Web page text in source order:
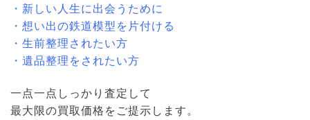
・新しい人生に出会うために
・想い出の鉄道模型を片付ける
・生前整理されたい方
・遺品整理をされたい方
一点一点しっかり査定して
最大限の買取価格をご提示します。